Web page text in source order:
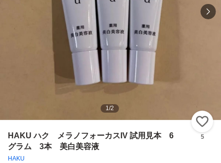
1/2
HAKU ハク メラノフォーカスIV 試用見本 6
グラム 3本 美白美容液
HAKU
5